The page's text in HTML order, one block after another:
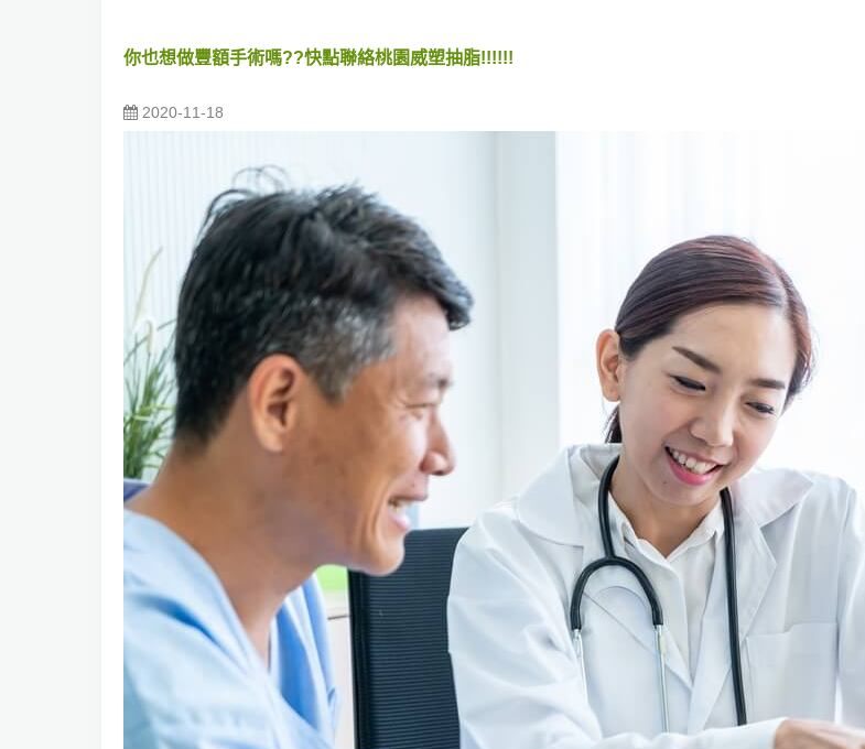
你也想做豐額手術嗎??快點聯絡桃園威塑抽脂!!!!!!
2020-11-18